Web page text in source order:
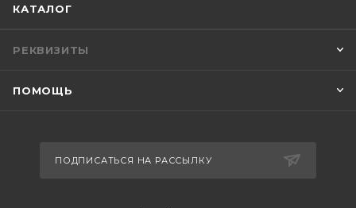
КАТАЛОГ
РЕКВИЗИТЫ
ПОМОЩЬ
ПОДПИСАТЬСЯ НА РАССЫЛКУ